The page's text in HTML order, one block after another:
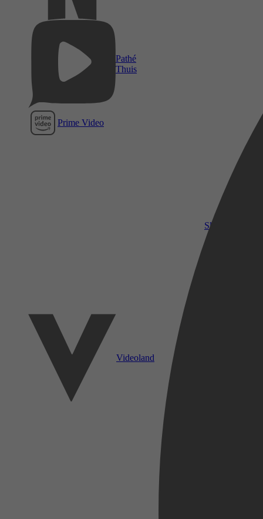
Pathé
Thuis
Prime Video
SkyShowtime
Videoland